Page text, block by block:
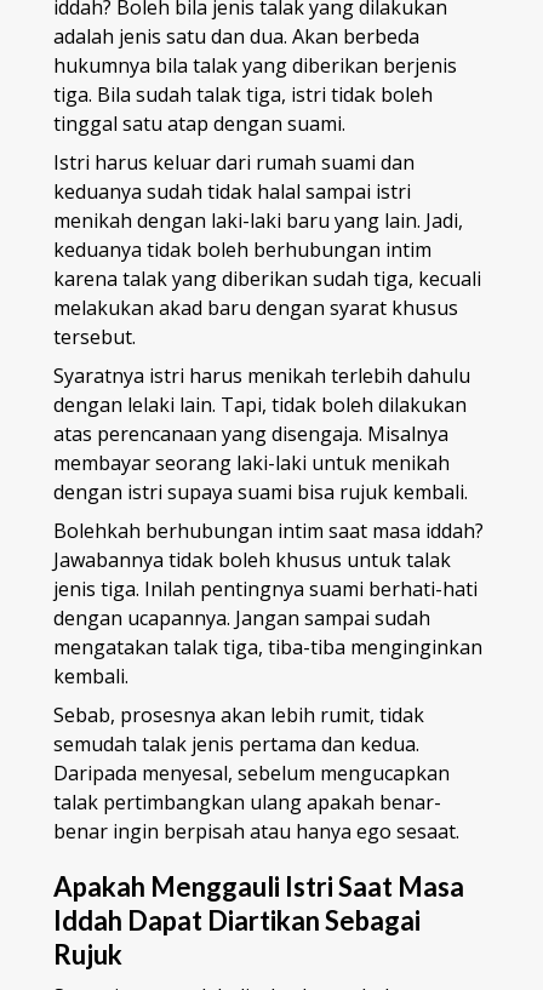
iddah? Boleh bila jenis talak yang dilakukan
adalah jenis satu dan dua. Akan berbeda
hukumnya bila talak yang diberikan berjenis
tiga. Bila sudah talak tiga, istri tidak boleh
tinggal satu atap dengan suami.
Istri harus keluar dari rumah suami dan
keduanya sudah tidak halal sampai istri
menikah dengan laki-laki baru yang lain. Jadi,
keduanya tidak boleh berhubungan intim
karena talak yang diberikan sudah tiga, kecuali
melakukan akad baru dengan syarat khusus
tersebut.
Syaratnya istri harus menikah terlebih dahulu
dengan lelaki lain. Tapi, tidak boleh dilakukan
atas perencanaan yang disengaja. Misalnya
membayar seorang laki-laki untuk menikah
dengan istri supaya suami bisa rujuk kembali.
Bolehkah berhubungan intim saat masa iddah?
Jawabannya tidak boleh khusus untuk talak
jenis tiga. Inilah pentingnya suami berhati-hati
dengan ucapannya. Jangan sampai sudah
mengatakan talak tiga, tiba-tiba menginginkan
kembali.
Sebab, prosesnya akan lebih rumit, tidak
semudah talak jenis pertama dan kedua.
Daripada menyesal, sebelum mengucapkan
talak pertimbangkan ulang apakah benar-
benar ingin berpisah atau hanya ego sesaat.
Apakah Menggauli Istri Saat Masa
Iddah Dapat Diartikan Sebagai
Rujuk